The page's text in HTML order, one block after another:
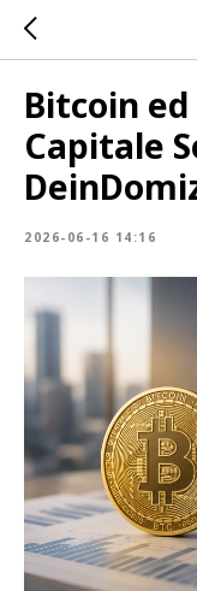
Bitcoin
Capitale
2026-06-16 14:16